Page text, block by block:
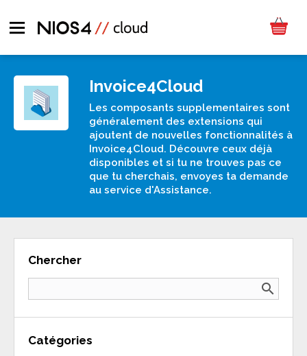
Invoice4Cloud
Les composants supplementaires sont
généralement des extensions qui
ajoutent de nouvelles fonctionnalités à
Invoice4Cloud. Découvre ceux déjà
disponibles et si tu ne trouves pas ce
que tu cherchais, envoyes ta demande
au service d'Assistance.
Chercher
search
Catégories